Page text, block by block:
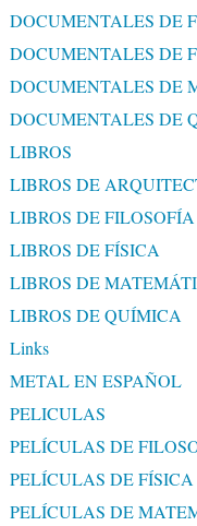
DOCUMENTALES DE
DOCUMENTALES DE
DOCUMENTALES DE
DOCUMENTALES DE
LIBROS
LIBROS DE
LIBROS DE FILOSOFÍA
LIBROS DE FÍSICA
LIBROS DE
LIBROS DE QUÍMICA
Links
METAL EN ESPAÑOL
PELICULAS
PELÍCULAS DE
PELÍCULAS DE FÍSICA
PELÍCULAS DE